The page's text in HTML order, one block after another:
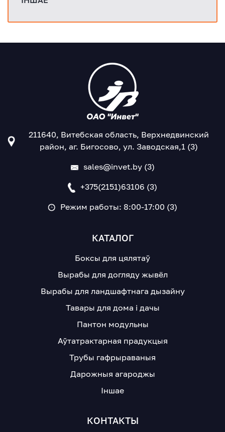
211640, Витебская область, Верхнедвинский
район, аг. Бигосово, ул. Заводская,1 (3)
sales@invet.by (3)
+375(2151)63106 (3)
Режим работы: 8:00-17:00 (3)
КАТАЛОГ
Боксы для цялятаў
Вырабы для догляду жывёл
Вырабы для ландшафтнага дызайну
Тавары для дома і дачы
Пантон модульны
Аўтатрактарная прадукцыя
Трубы гафрыраваныя
Дарожныя агароджы
Іншае
КОНТАКТЫ